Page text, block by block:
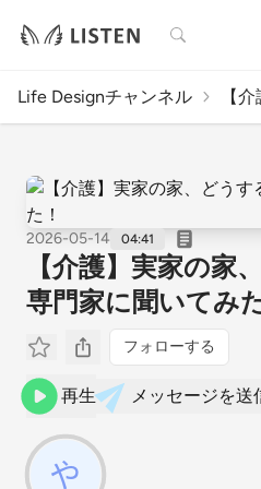
検索
Life Designチャンネル 【
2026-05-14 04:41
【介護】実家の家
専門家に聞いてみ
フォローする
再生 メッセージを送